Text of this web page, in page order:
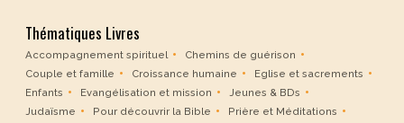
Thématiques Livres
Accompagnement spirituel
Chemins de guérison
Couple et famille
Croissance humaine
Eglise et sacrements
Enfants
Evangélisation et mission
Jeunes & BDs
Judaïsme
Pour découvrir la Bible
Prière et Méditations